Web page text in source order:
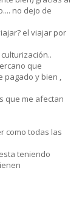
no dejo de
el viajar por
que
pagado y bien ,
que me afectan
como todas las
teniendo